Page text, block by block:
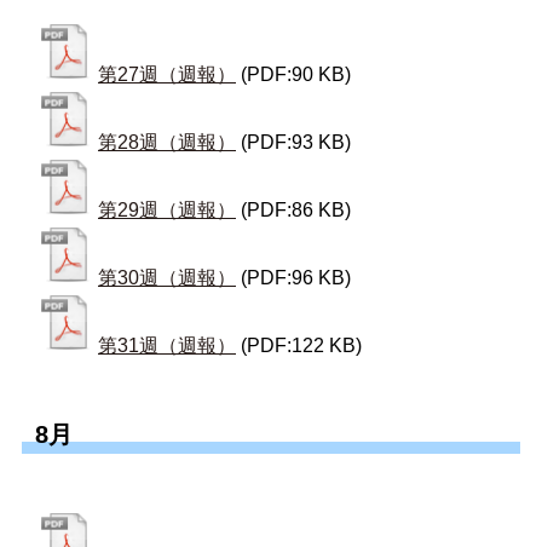
第27週（週報） (PDF:90 KB)
第28週（週報） (PDF:93 KB)
第29週（週報） (PDF:86 KB)
第30週（週報） (PDF:96 KB)
第31週（週報） (PDF:122 KB)
8月